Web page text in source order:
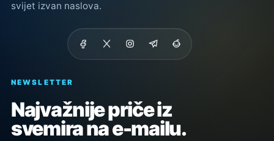
svijet izvan naslova.
NEWSLETTER
Najvažnije priče iz
svemira na e-mailu.